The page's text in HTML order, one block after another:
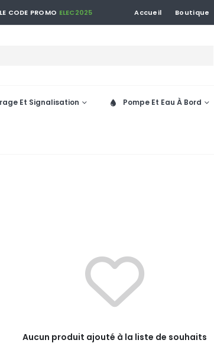
CODE PROMO ELEC2025 Accueil Boutique
Et Signalisation Pompe Et Eau À Bord
Aucun produit ajouté à la liste de souhaits